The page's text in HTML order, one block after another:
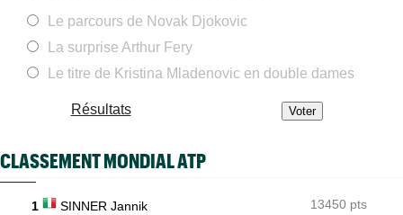
match ?
Le Cap d'Agde ouvre une route directe vers le prestigieux
ATP
Turquie
Le parcours de Novak Djokovic
La surprise Arthur Fery
Le titre de Kristina Mladenovic en double dames
Résultats
CLASSEMENT MONDIAL ATP
1 SINNER Jannik
13450 pts